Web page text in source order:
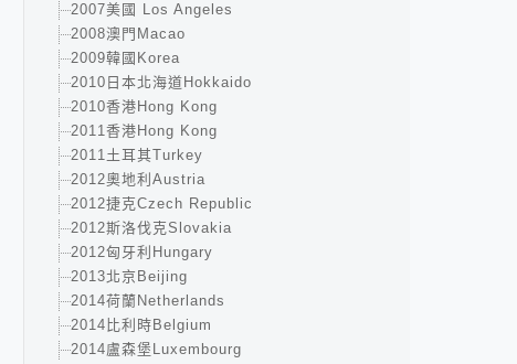
2007美國 Los Angeles
2008澳門Macao
2009韓國Korea
2010日本北海道Hokkaido
2010香港Hong Kong
2011香港Hong Kong
2011土耳其Turkey
2012奧地利Austria
2012捷克Czech Republic
2012斯洛伐克Slovakia
2012匈牙利Hungary
2013北京Beijing
2014荷蘭Netherlands
2014比利時Belgium
2014盧森堡Luxembourg